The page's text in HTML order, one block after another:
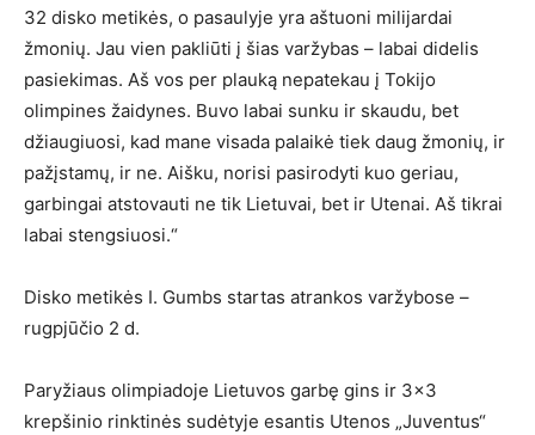
32 disko metikės, o pasaulyje yra aštuoni milijardai
žmonių. Jau vien pakliūti į šias varžybas – labai didelis
pasiekimas. Aš vos per plauką nepatekau į Tokijo
olimpines žaidynes. Buvo labai sunku ir skaudu, bet
džiaugiuosi, kad mane visada palaikė tiek daug žmonių, ir
pažįstamų, ir ne. Aišku, norisi pasirodyti kuo geriau,
garbingai atstovauti ne tik Lietuvai, bet ir Utenai. Aš tikrai
labai stengsiuosi.“
Disko metikės I. Gumbs startas atrankos varžybose –
rugpjūčio 2 d.
Paryžiaus olimpiadoje Lietuvos garbę gins ir 3×3
krepšinio rinktinės sudėtyje esantis Utenos „Juventus“